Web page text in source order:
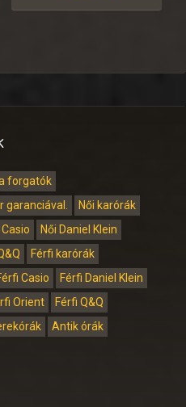
forgatók
garanciával.
Női karórák
Casio
Női Daniel Klein
Férfi karórák
Casio
Férfi Daniel Klein
Orient
Férfi Q&Q
Antik órák